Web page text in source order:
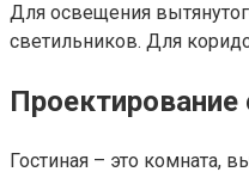
Для освещения
светильников. Для
Проектирование
Гостиная – это комната,